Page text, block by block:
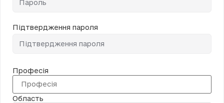
Підтвердження пароля
Професія
Область